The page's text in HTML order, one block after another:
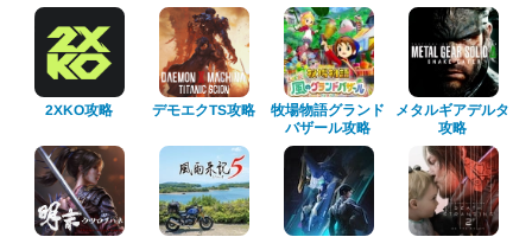
2XKO攻略 デモエクTS攻略 牧場物語グランド
バザール攻略
メタルギアデルタ
攻略